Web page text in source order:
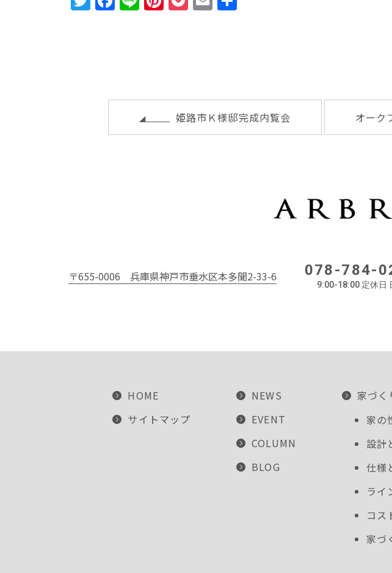
w a
o
k
n n
st
o
t
m
姫路市Ｋ様邸完成内覧会 オーク
〒655-0006 兵庫県神戸市垂水区本多聞2-33-6 078-784-
9:00-18:00 定休日
HOME
サイトマップ
NEWS
EVENT
COLUMN
BLOG
家づく
家の
設計
仕様
ライ
コス
家づ